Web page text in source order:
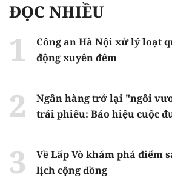
ĐỌC NHIỀU
Công an Hà Nội xử lý loạt
động xuyên đêm
Ngân hàng trở lại "ngôi
trái phiếu: Báo hiệu cuộc
Về Lấp Vò khám phá điểm
lịch cộng đồng